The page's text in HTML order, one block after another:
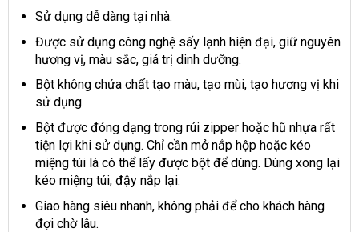
Sử dụng dễ dàng tại nhà.
Được sử dụng công nghệ sấy lạnh hiện đại, giữ nguyên
hương vị, màu sắc, giá trị dinh dưỡng.
Bột không chứa chất tạo màu, tạo mùi, tạo hương vị khi
sử dụng.
Bột được đóng dạng trong rúi zipper hoặc hũ nhựa rất
tiện lợi khi sử dụng. Chỉ cần mở nắp hộp hoặc kéo
miệng túi là có thể lấy được bột để dùng. Dùng xong lại
kéo miệng túi, đậy nắp lại.
Giao hàng siêu nhanh, không phải để cho khách hàng
đợi chờ lâu.